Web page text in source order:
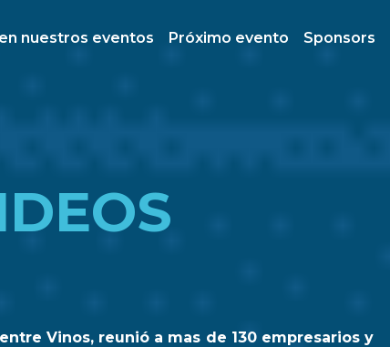
nuestros eventos Próximo evento Sponsors
Vinos, reunió a mas de 130 empresarios y